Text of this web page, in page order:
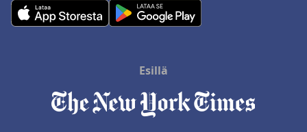
Esillä